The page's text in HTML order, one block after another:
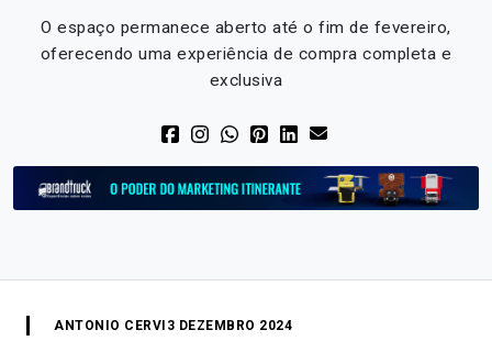
O espaço permanece aberto até o fim de fevereiro,
oferecendo uma experiência de compra completa e
exclusiva
ANTONIO CERVI 3 DEZEMBRO 2024